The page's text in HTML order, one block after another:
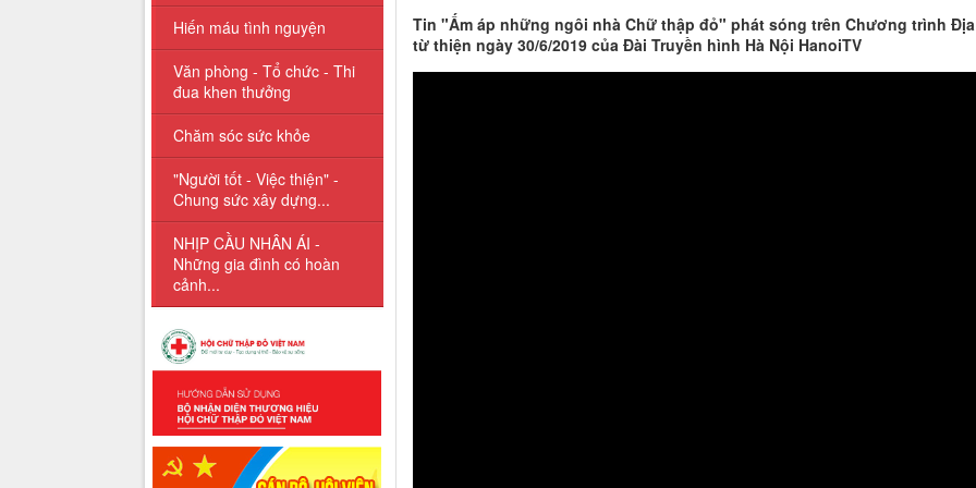
Tin "Ấm áp những ngôi nhà Chữ thập đỏ" phát sóng trên Chương trình
từ thiện ngày 30/6/2019 của Đài Truyền hình Hà Nội HanoiTV
Hiến máu tình nguyện
Văn phòng - Tổ chức - Thi
đua khen thưởng
Chăm sóc sức khỏe
"Người tốt - Việc thiện" -
Chung sức xây dựng...
NHỊP CẦU NHÂN ÁI -
Những gia đình có hoàn
cảnh...